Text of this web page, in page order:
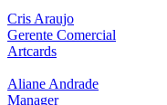
Cris Araujo
Gerente Comercial
Artcards
Aliane Andrade
Manager